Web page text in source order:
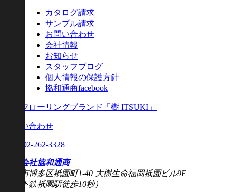
カタログ請求
サンプル請求
お問い合わせ
会社情報
お知らせ
スタッフブログ
個人情報の保護方針
協和通商facebook
無垢フローリングブランド「樹 ITSUKI」
お問い合わせ
092-262-3328
株式会社協和通商
福岡市博多区祇園町1-40 大樹生命福岡祇園ビル9F
（地下鉄祇園駅徒歩10秒）